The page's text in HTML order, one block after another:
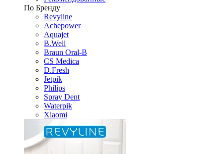
По Бренду
Revyline
Achepower
Aquajet
B.Well
Braun Oral-B
CS Medica
D.Fresh
Jetpik
Philips
Spray Dent
Waterpik
Xiaomi